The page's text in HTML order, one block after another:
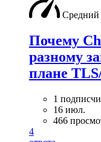
Средний
Почему
разному
плане
1
16 июл.
466
4